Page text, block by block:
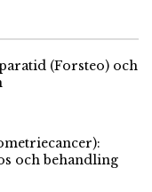
(Forsteo) och
och behandling